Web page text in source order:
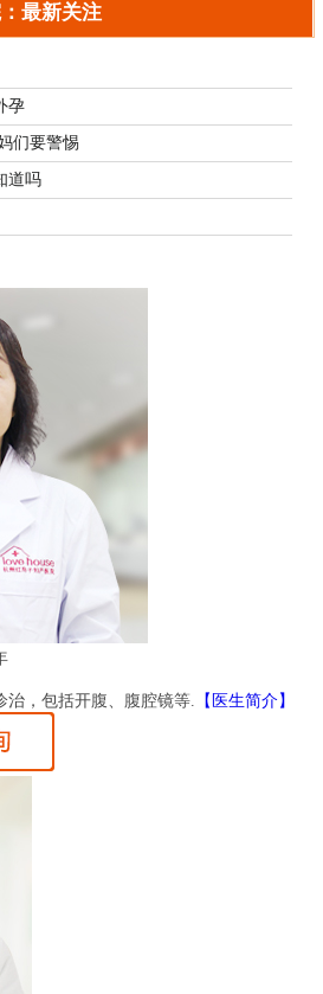
最新关注
孕
们要警惕
道吗
，包括开腹、腹腔镜等. 【医生简介】